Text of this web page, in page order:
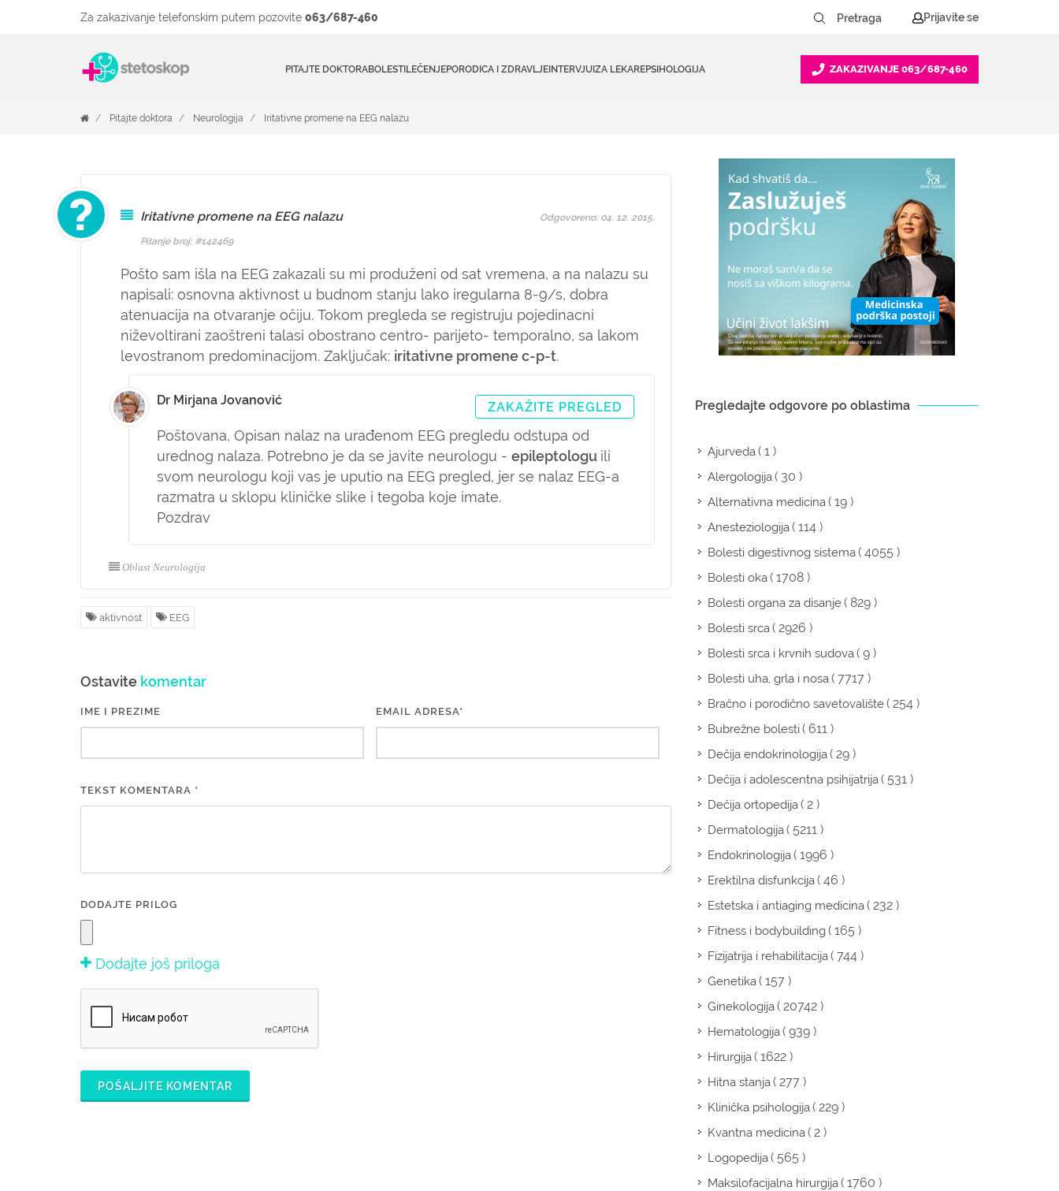
Za zakazivanje telefonskim putem pozovite 063/687-460 Prijavite se
PITAJTE DOKTORABOLESTILEČENJEPORODICA I ZDRAVLJEINTERVJUIZA LEKAREPSIHOLOGIJA ZAKAZIVANJE 063/687-460
Pitajte doktora Neurologija Iritativne promene na EEG nalazu
Iritativne promene na EEG nalazu
Pitanje broj: #142469
Pošto sam išla na EEG zakazali su mi produženi od sat vremena, a na nalazu su
napisali: osnovna aktivnost u budnom stanju lako iregularna 8-9/s, dobra
atenuacija na otvaranje očiju. Tokom pregleda se registruju pojedinacni
niževoltirani zaoštreni talasi obostrano centro- parijeto- temporalno, sa lakom
levostranom predominacijom. Zaključak: iritativne promene c-p-t.
Odgovoreno: 04. 12. 2015.
Dr Mirjana Jovanović ZAKAŽITE PREGLED
Poštovana, Opisan nalaz na urađenom EEG pregledu odstupa od
urednog nalaza. Potrebno je da se javite neurologu - epileptologu ili
svom neurologu koji vas je uputio na EEG pregled, jer se nalaz EEG-a
razmatra u sklopu kliničke slike i tegoba koje imate.
Pozdrav
Oblast Neurologija
aktivnost EEG
Ostavite komentar
IME I PREZIME EMAIL ADRESA*
TEKST KOMENTARA *
DODAJTE PRILOG
Dodajte još priloga
POŠALJITE KOMENTAR
Pregledajte odgovore po oblastima
Ajurveda( 1 )
Alergologija( 30 )
Alternativna medicina( 19 )
Anesteziologija( 114 )
Bolesti digestivnog sistema( 4055 )
Bolesti oka( 1708 )
Bolesti organa za disanje( 829 )
Bolesti srca( 2926 )
Bolesti srca i krvnih sudova( 9 )
Bolesti uha, grla i nosa( 7717 )
Bračno i porodično savetovalište( 254 )
Bubrežne bolesti( 611 )
Dečija endokrinologija( 29 )
Dečija i adolescentna psihijatrija( 531 )
Dečija ortopedija( 2 )
Dermatologija( 5211 )
Endokrinologija( 1996 )
Erektilna disfunkcija( 46 )
Estetska i antiaging medicina( 232 )
Fitness i bodybuilding( 165 )
Fizijatrija i rehabilitacija( 744 )
Genetika( 157 )
Ginekologija( 20742 )
Hematologija( 939 )
Hirurgija( 1622 )
Hitna stanja( 277 )
Klinička psihologija( 229 )
Kvantna medicina( 2 )
Logopedija( 565 )
Maksilofacijalna hirurgija( 1760 )